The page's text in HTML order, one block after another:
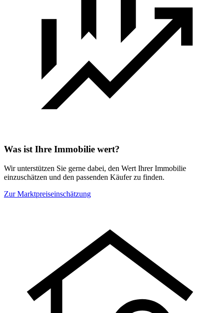
Was ist Ihre Immobilie wert?
Wir unterstützen Sie gerne dabei, den Wert Ihrer Immobilie
einzuschätzen und den passenden Käufer zu finden.
Zur Marktpreiseinschätzung